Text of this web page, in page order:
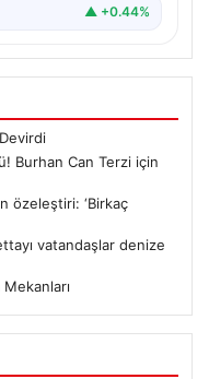
▲ +0.44%
Burhan Can Terzi için
özeleştiri: ‘Birkaç
vatandaşlar denize